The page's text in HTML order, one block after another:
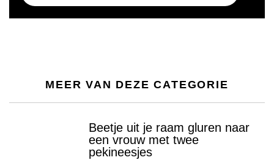
MEER VAN DEZE CATEGORIE
Beetje uit je raam gluren naar
een vrouw met twee
pekineesjes